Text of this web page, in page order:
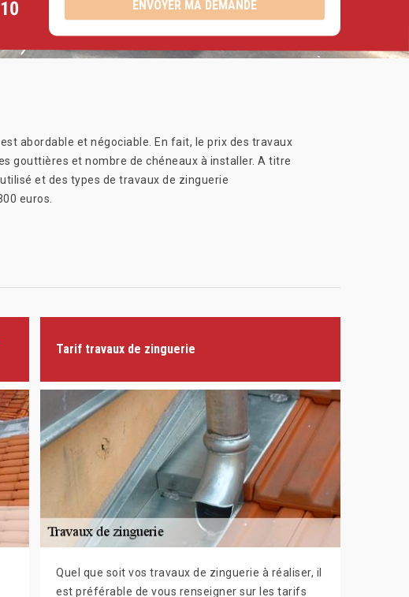
abordable et négociable. En fait, le prix des travaux
gouttières et nombre de chéneaux à installer. A titre
et des types de travaux de zinguerie
euros.
Tarif travaux de zinguerie
Quel que soit vos travaux de zinguerie à réaliser, il
est préférable de vous renseigner sur les tarifs